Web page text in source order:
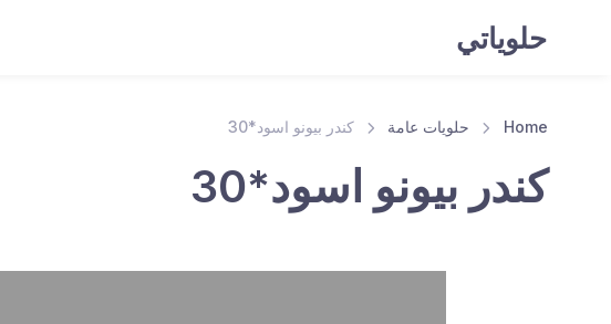
حلوياتي
Home حلويات عامة كندر بيونو اسود*30
كندر بيونو اسود*30